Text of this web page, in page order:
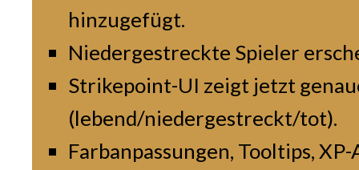
hinzugefügt.
Niedergestreckte Spieler
Strikepoint-UI zeigt jetzt
(lebend/niedergestreckt/tot).
Farbanpassungen, Tooltips,